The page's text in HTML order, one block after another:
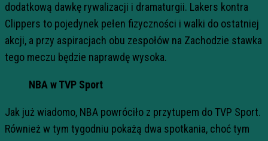
dodatkową dawkę rywalizacji i dramaturgii. Lakers kontra
Clippers to pojedynek pełen fizyczności i walki do ostatniej
akcji, a przy aspiracjach obu zespołów na Zachodzie stawka
tego meczu będzie naprawdę wysoka.
NBA w TVP Sport
Jak już wiadomo, NBA powróciło z przytupem do TVP Sport.
Również w tym tygodniu pokażą dwa spotkania, choć tym